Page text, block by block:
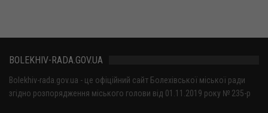
BOLEKHIV-RADA.GOV.UA
Bolekhiv-rada.gov.ua - це офіційний сайт Болехівської міської ради
згідно розпорядження міського голови від 01.11.2019 року № 235-р